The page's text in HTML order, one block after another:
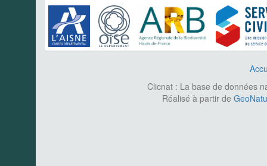
Clicnat : La base de données
Réalisé à partir de